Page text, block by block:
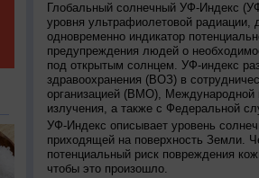
Глобальный солнечный УФ-Индекс
уровня ультрафиолетовой
одновременно индикатор
предупреждения людей о
под открытым солнцем. УФ-индекс
здравоохранения (ВОЗ) в
организацией (ВМО), Международной
излучения, а также с Федеральной
УФ-Индекс описывает уровень
приходящей на поверхность Земли.
потенциальный риск повреждения
чтобы это произошло.